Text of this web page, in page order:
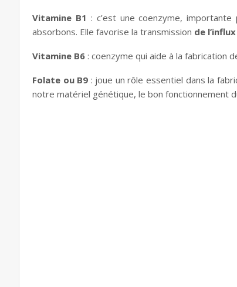
Vitamine B1 : c’est une coenzyme,
absorbons. Elle favorise la transmission de
Vitamine B6 : coenzyme qui aide à la fabrication
Folate ou B9 : joue un rôle essentiel dans la
notre matériel génétique, le bon fonctionnement